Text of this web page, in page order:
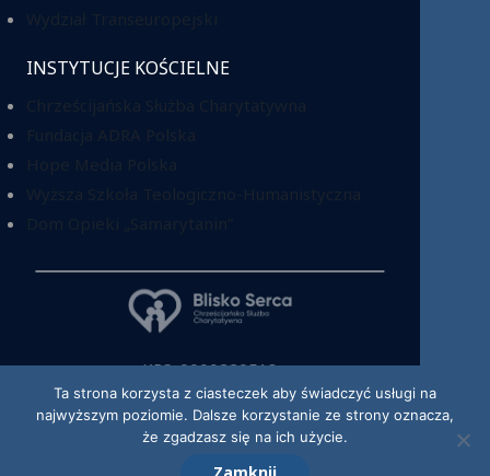
INSTYTUCJE KOŚCIELNE
KRS: 0000220518
Ta strona korzysta z ciasteczek aby świadczyć usługi na
najwyższym poziomie. Dalsze korzystanie ze strony oznacza,
że zgadzasz się na ich użycie.